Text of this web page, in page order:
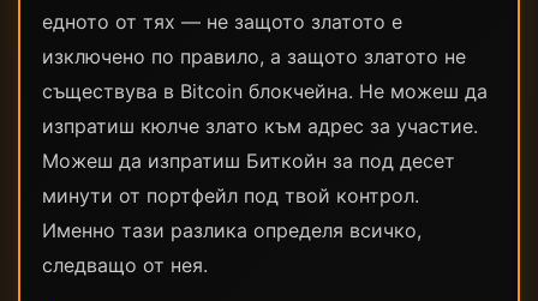
едното от тях — не защото златото е
изключено по правило, а защото златото не
съществува в Bitcoin блокчейна. Не можеш да
изпратиш кюлче злато към адрес за участие.
Можеш да изпратиш Биткойн за под десет
минути от портфейл под твой контрол.
Именно тази разлика определя всичко,
следващо от нея.